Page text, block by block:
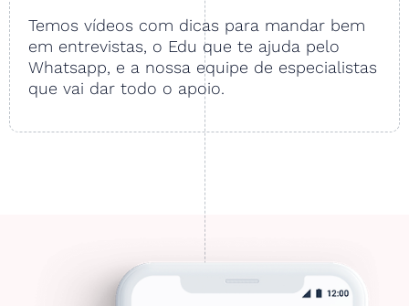
Temos vídeos com dicas para mandar bem
em entrevistas, o Edu que te ajuda pelo
Whatsapp, e a nossa equipe de especialistas
que vai dar todo o apoio.